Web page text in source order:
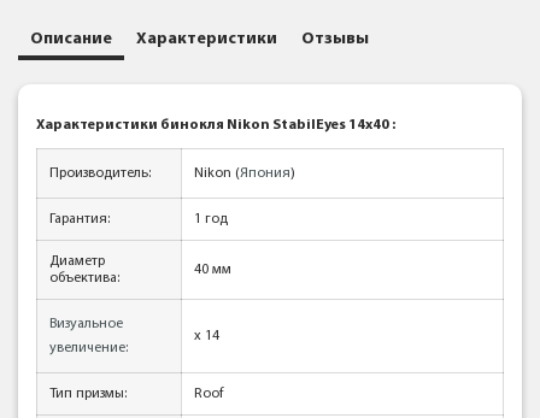
Описание Характеристики Отзывы
Характеристики бинокля Nikon StabilEyes 14x40 :
Производитель: Nikon (Япония)
Гарантия: 1 год
Диаметр
объектива:
40 мм
Визуальное
увеличение:
x 14
Тип призмы: Roof